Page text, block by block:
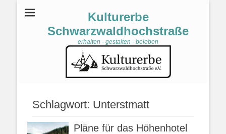
Kulturerbe
Schwarzwaldhochstraße
erhalten - gestalten - beleben
Schlagwort: Unterstmatt
Pläne für das Höhenhotel